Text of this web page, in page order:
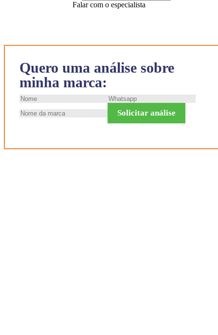
Quero uma análise sobre
minha marca:
Solicitar análise
Falar com o especialista